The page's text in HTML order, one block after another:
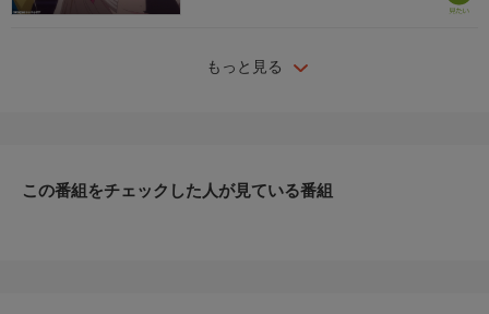
もっと見る
この番組をチェックした人が見ている番組